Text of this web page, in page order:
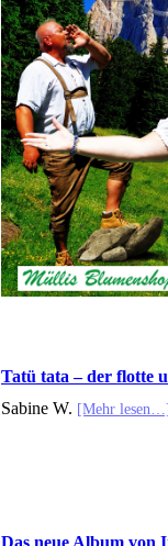
Tatü tata – der flotte
Sabine W. [Mehr